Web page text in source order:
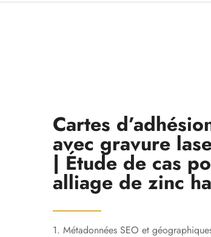
Cartes
avec gravure
| Étude de cas
alliage de zinc
1. Métadonnées SEO et